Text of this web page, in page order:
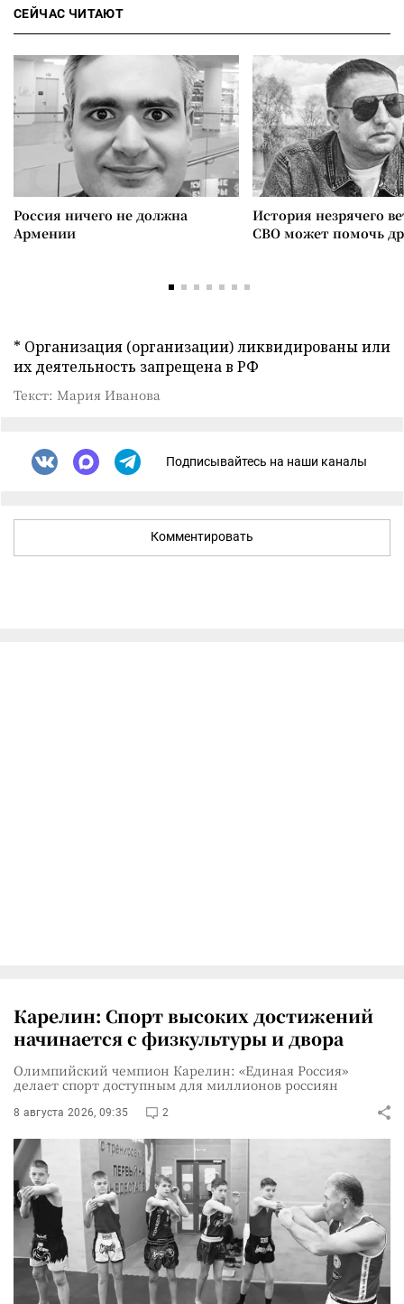
СЕЙЧАС ЧИТАЮТ
Россия ничего не должна
Армении
История незрячего
СВО может помочь
* Организация (организации) ликвидированы или
их деятельность запрещена в РФ
Текст: Мария Иванова
Подписывайтесь на наши каналы
Комментировать
Карелин: Спорт высоких достижений
начинается с физкультуры и двора
Олимпийский чемпион Карелин: «Единая Россия»
делает спорт доступным для миллионов россиян
8 августа 2026, 09:35 2